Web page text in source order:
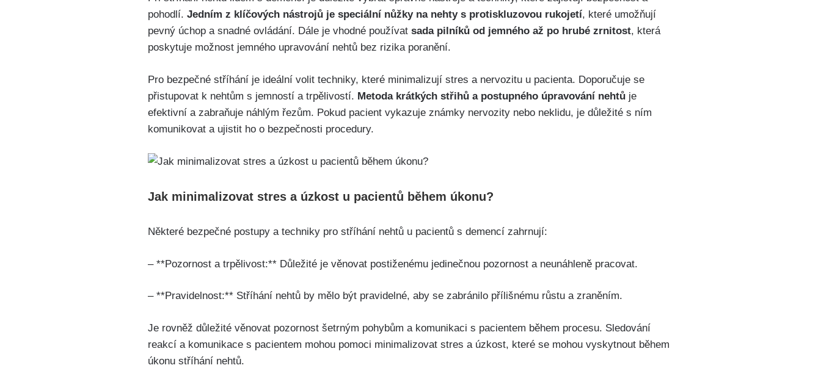
pohodlí. Jedním z klíčových nástrojů je speciální nůžky na nehty s protiskluzovou rukojetí, které umožňují
pevný úchop a snadné ovládání. Dále je vhodné používat sada pilníků od jemného až po hrubé zrnitost, která
poskytuje možnost jemného upravování nehtů bez rizika poranění.
Pro bezpečné stříhání je ideální volit techniky, které minimalizují stres a nervozitu u pacienta. Doporučuje se
přistupovat k nehtům s jemností a trpělivostí. Metoda krátkých střihů a postupného úpravování nehtů je
efektivní a zabraňuje náhlým řezům. Pokud pacient vykazuje známky nervozity nebo neklidu, je důležité s ním
komunikovat a ujistit ho o bezpečnosti procedury.
Jak minimalizovat stres a úzkost u pacientů během úkonu?
Některé bezpečné postupy a techniky pro stříhání nehtů u pacientů s demencí zahrnují:
– **Pozornost a trpělivost:** Důležité je věnovat postiženému jedinečnou pozornost a neunáhleně pracovat.
– **Pravidelnost:** Stříhání nehtů by mělo být pravidelné, aby se zabránilo přílišnému růstu a zraněním.
Je rovněž důležité věnovat pozornost šetrným pohybům a komunikaci s pacientem během procesu. Sledování
reakcí a komunikace s pacientem mohou pomoci minimalizovat stres a úzkost, které se mohou vyskytnout během
úkonu stříhání nehtů.